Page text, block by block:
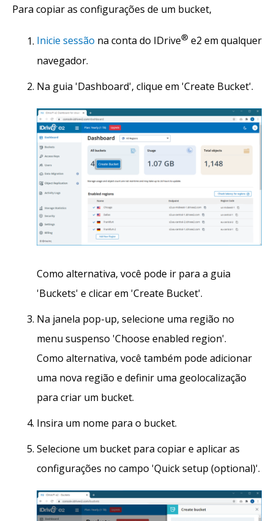
Para copiar as configurações de um bucket,
Inicie sessão na conta do IDrive® e2 em qualquer
navegador.
Na guia 'Dashboard', clique em 'Create Bucket'.
Como alternativa, você pode ir para a guia
'Buckets' e clicar em 'Create Bucket'.
Na janela pop-up, selecione uma região no
menu suspenso 'Choose enabled region'.
Como alternativa, você também pode adicionar
uma nova região e definir uma geolocalização
para criar um bucket.
Insira um nome para o bucket.
Selecione um bucket para copiar e aplicar as
configurações no campo 'Quick setup (optional)'.